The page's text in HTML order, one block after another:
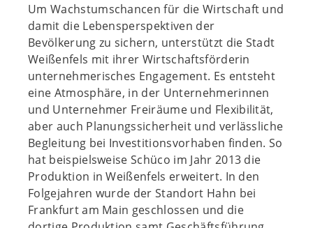
Um Wachstumschancen für die Wirtschaft und
damit die Lebensperspektiven der
Bevölkerung zu sichern, unterstützt die Stadt
Weißenfels mit ihrer Wirtschaftsförderin
unternehmerisches Engagement. Es entsteht
eine Atmosphäre, in der Unternehmerinnen
und Unternehmer Freiräume und Flexibilität,
aber auch Planungssicherheit und verlässliche
Begleitung bei Investitionsvorhaben finden. So
hat beispielsweise Schüco im Jahr 2013 die
Produktion in Weißenfels erweitert. In den
Folgejahren wurde der Standort Hahn bei
Frankfurt am Main geschlossen und die